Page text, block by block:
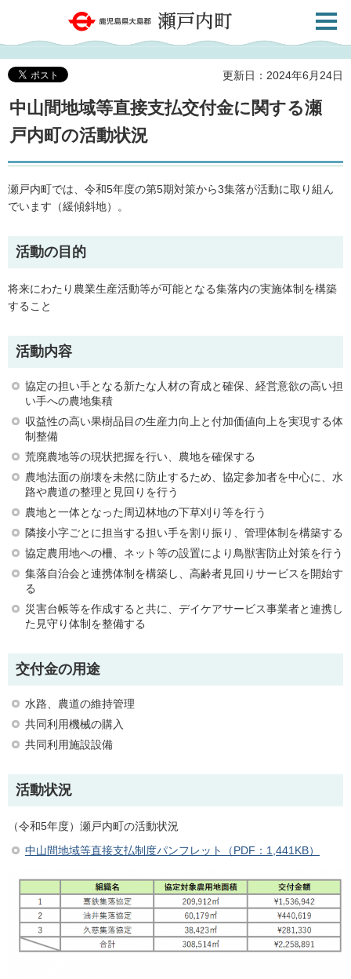
鹿児島県大島郡 瀬戸内町
共通メ
更新日：2024年6月24日
中山間地域等直接支払交付金に関する瀬
戸内町の活動状況
瀬戸内町では、令和5年度の第5期対策から3集落が活動に取り組ん
でいます（緩傾斜地）。
活動の目的
将来にわたり農業生産活動等が可能となる集落内の実施体制を構築
すること
活動内容
協定の担い手となる新たな人材の育成と確保、経営意欲の高い担
い手への農地集積
収益性の高い果樹品目の生産力向上と付加価値向上を実現する体
制整備
荒廃農地等の現状把握を行い、農地を確保する
農地法面の崩壊を未然に防止するため、協定参加者を中心に、水
路や農道の整理と見回りを行う
農地と一体となった周辺林地の下草刈り等を行う
隣接小字ごとに担当する担い手を割り振り、管理体制を構築する
協定農用地への柵、ネット等の設置により鳥獣害防止対策を行う
集落自治会と連携体制を構築し、高齢者見回りサービスを開始す
る
災害台帳等を作成すると共に、デイケアサービス事業者と連携し
た見守り体制を整備する
交付金の用途
水路、農道の維持管理
共同利用機械の購入
共同利用施設設備
活動状況
（令和5年度）瀬戸内町の活動状況
中山間地域等直接支払制度パンフレット（PDF：1,441KB）